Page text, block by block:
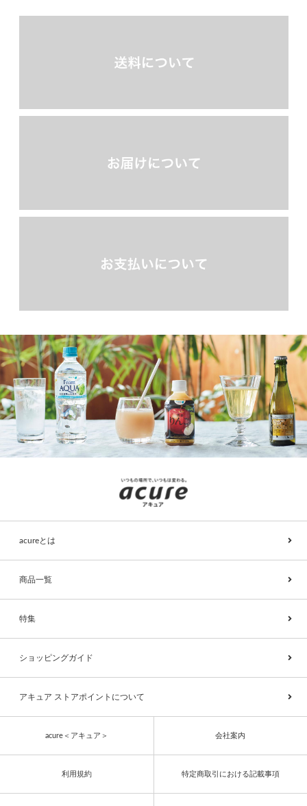
acureとは
商品一覧
特集
ショッピングガイド
アキュア ストアポイントについて
acure＜アキュア＞ 会社案内
利用規約 特定商取引における記載事項